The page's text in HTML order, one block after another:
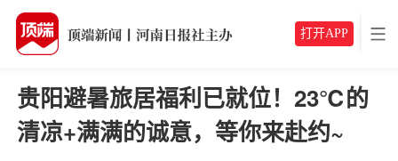
打开APP
贵阳避暑旅居福利已就位！23℃的
清凉+满满的诚意，等你来赴约~